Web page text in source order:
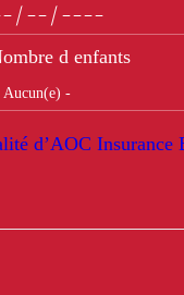
d enfants
d’AOC Insurance